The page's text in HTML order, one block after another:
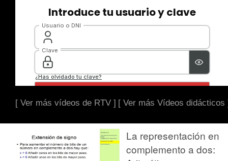
[ Ver más vídeos de RTV ] [ Ver más Vídeos didácticos
La representación en
complemento a dos: